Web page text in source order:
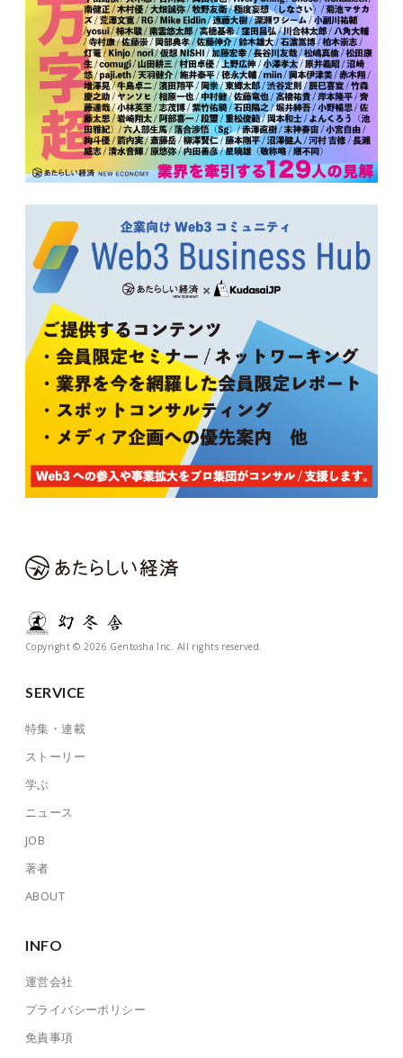
Copyright © 2026 Gentosha Inc. All rights reserved.
SERVICE
特集・連載
ストーリー
学ぶ
ニュース
JOB
著者
ABOUT
INFO
運営会社
プライバシーポリシー
免責事項